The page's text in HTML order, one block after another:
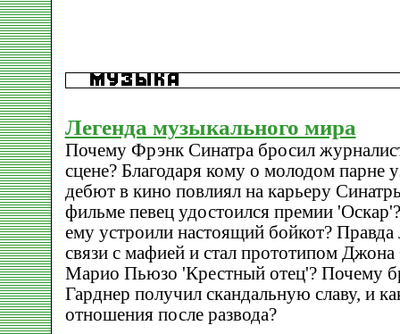
Легенда музыкального мира
Почему Фрэнк Синатра бросил
сцене? Благодаря кому о молодом парне
дебют в кино повлиял на карьеру
фильме певец удостоился премии
ему устроили настоящий бойкот? Правда
связи с мафией и стал прототипом
Марио Пьюзо 'Крестный отец'? Почему
Гарднер получил скандальную славу, и
отношения после развода?